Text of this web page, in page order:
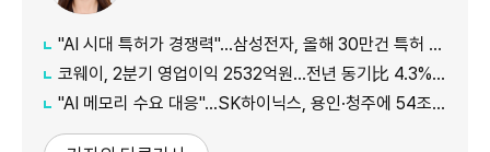
"AI 시대 특허가 경쟁력"…삼성전자, 올해 30만건 특허 시대 연다
코웨이, 2분기 영업이익 2532억원…전년 동기比 4.3% 증가
"AI 메모리 수요 대응"…SK하이닉스, 용인·청주에 54조원 투자